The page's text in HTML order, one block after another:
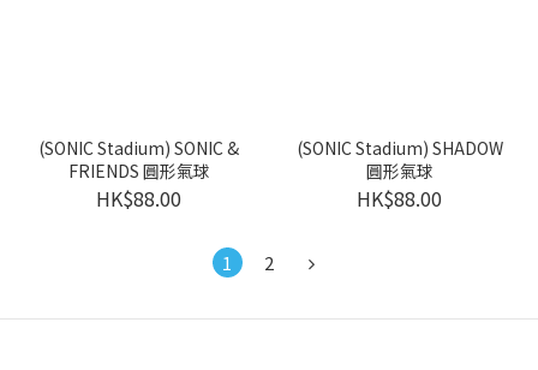
(SONIC Stadium) SONIC &
FRIENDS 圓形氣球
HK$88.00
(SONIC Stadium) SHADOW
圓形氣球
HK$88.00
1 2